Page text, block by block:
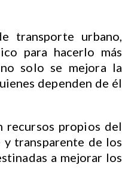
transporte urbano,
para hacerlo más
solo se mejora la
dependen de él
recursos propios del
y transparente de los
a mejorar los